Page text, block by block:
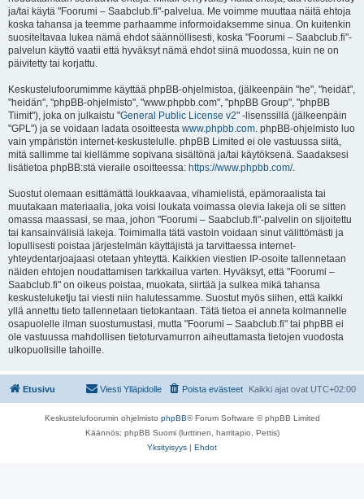
ja/tai käytä "Foorumi – Saabclub.fi"-palvelua. Me voimme muuttaa näitä ehtoja
koska tahansa ja teemme parhaamme informoidaksemme sinua. On kuitenkin
suositeltavaa lukea nämä ehdot säännöllisesti, koska "Foorumi – Saabclub.fi"-
palvelun käyttö vaatii että hyväksyt nämä ehdot siinä muodossa, kuin ne on
päivitetty tai korjattu.
Keskustelufoorumimme käyttää phpBB-ohjelmistoa, (jälkeenpäin "he", "heidät",
"heidän", "phpBB-ohjelmisto", "www.phpbb.com", "phpBB Group", "phpBB
Tiimit"), joka on julkaistu "General Public License v2" -lisenssillä (jälkeenpäin
"GPL") ja se voidaan ladata osoitteesta www.phpbb.com. phpBB-ohjelmisto luo
vain ympäristön internet-keskustelulle. phpBB Limited ei ole vastuussa siitä,
mitä sallimme tai kiellämme sopivana sisältönä ja/tai käytöksenä. Saadaksesi
lisätietoa phpBB:stä vieraile osoitteessa: https://www.phpbb.com/.
Suostut olemaan esittämättä loukkaavaa, vihamielistä, epämoraalista tai
muutakaan materiaalia, joka voisi loukata voimassa olevia lakeja oli se sitten
omassa maassasi, se maa, johon "Foorumi – Saabclub.fi"-palvelin on sijoitettu
tai kansainvälisiä lakeja. Toimimalla tätä vastoin voidaan sinut välittömästi ja
lopullisesti poistaa järjestelmän käyttäjistä ja tarvittaessa internet-
yhteydentarjoajaasi otetaan yhteyttä. Kaikkien viestien IP-osoite tallennetaan
näiden ehtojen noudattamisen tarkkailua varten. Hyväksyt, että "Foorumi –
Saabclub.fi" on oikeus poistaa, muokata, siirtää ja sulkea mikä tahansa
keskusteluketju tai viesti niin halutessamme. Suostut myös siihen, että kaikki
yllä annettu tieto tallennetaan tietokantaan. Tätä tietoa ei anneta kolmannelle
osapuolelle ilman suostumustasi, mutta "Foorumi – Saabclub.fi" tai phpBB ei
ole vastuussa mahdollisen tietoturvamurron aiheuttamasta tietojen vuodosta
ulkopuolisille tahoille.
Etusivu Kaikki ajat ovat UTC+02:00
Poista evästeet
Viesti Ylläpidolle
Keskustelufoorumin ohjelmisto phpBB® Forum Software © phpBB Limited
Käännös: phpBB Suomi (lurttinen, harritapio, Pettis)
Yksityisyys | Ehdot